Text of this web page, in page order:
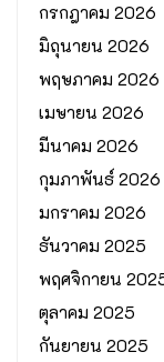
กรกฎาคม 2026
มิถุนายน 2026
พฤษภาคม 2026
เมษายน 2026
มีนาคม 2026
กุมภาพันธ์ 2026
มกราคม 2026
ธันวาคม 2025
พฤศจิกายน
ตุลาคม 2025
กันยายน 2025